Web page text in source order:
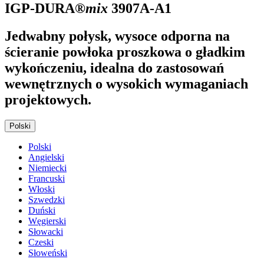
IGP-DURA®mix 3907A-A1
Jedwabny połysk, wysoce odporna na
ścieranie powłoka proszkowa o gładkim
wykończeniu, idealna do zastosowań
wewnętrznych o wysokich wymaganiach
projektowych.
Polski
Polski
Angielski
Niemiecki
Francuski
Włoski
Szwedzki
Duński
Węgierski
Słowacki
Czeski
Słoweński